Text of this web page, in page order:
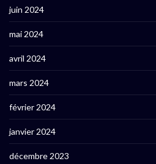
juin 2024
mai 2024
avril 2024
mars 2024
février 2024
janvier 2024
décembre 2023